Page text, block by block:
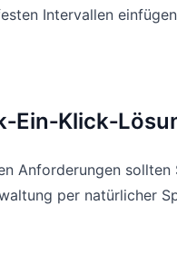
Intervallen
Anforderungen
per natürlicher